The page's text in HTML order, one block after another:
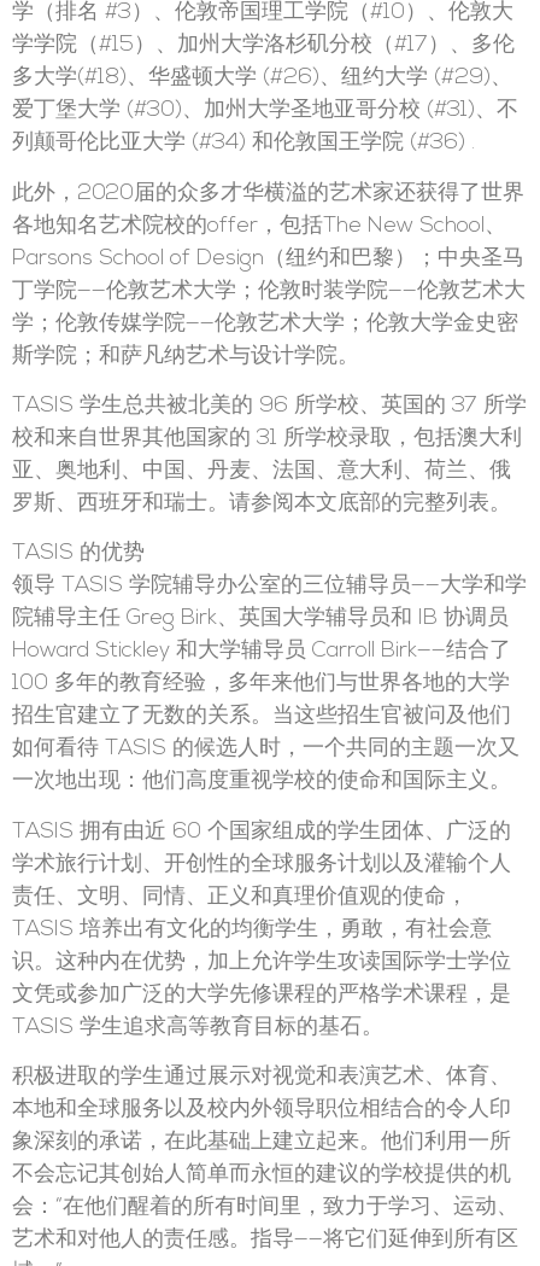
学（排名 #3）、伦敦帝国理工学院（#10）、伦敦大
学学院（#15）、加州大学洛杉矶分校（#17）、多伦
多大学(#18)、华盛顿大学 (#26)、纽约大学 (#29)、
爱丁堡大学 (#30)、加州大学圣地亚哥分校 (#31)、不
列颠哥伦比亚大学 (#34) 和伦敦国王学院 (#36) .
此外，2020届的众多才华横溢的艺术家还获得了世界
各地知名艺术院校的offer，包括The New School、
Parsons School of Design（纽约和巴黎）；中央圣马
丁学院——伦敦艺术大学；伦敦时装学院——伦敦艺术大
学；伦敦传媒学院——伦敦艺术大学；伦敦大学金史密
斯学院；和萨凡纳艺术与设计学院。
TASIS 学生总共被北美的 96 所学校、英国的 37 所学
校和来自世界其他国家的 31 所学校录取，包括澳大利
亚、奥地利、中国、丹麦、法国、意大利、荷兰、俄
罗斯、西班牙和瑞士。请参阅本文底部的完整列表。
TASIS 的优势
领导 TASIS 学院辅导办公室的三位辅导员——大学和学
院辅导主任 Greg Birk、英国大学辅导员和 IB 协调员
Howard Stickley 和大学辅导员 Carroll Birk——结合了
100 多年的教育经验，多年来他们与世界各地的大学
招生官建立了无数的关系。当这些招生官被问及他们
如何看待 TASIS 的候选人时，一个共同的主题一次又
一次地出现：他们高度重视学校的使命和国际主义。
TASIS 拥有由近 60 个国家组成的学生团体、广泛的
学术旅行计划、开创性的全球服务计划以及灌输个人
责任、文明、同情、正义和真理价值观的使命，
TASIS 培养出有文化的均衡学生，勇敢，有社会意
识。这种内在优势，加上允许学生攻读国际学士学位
文凭或参加广泛的大学先修课程的严格学术课程，是
TASIS 学生追求高等教育目标的基石。
积极进取的学生通过展示对视觉和表演艺术、体育、
本地和全球服务以及校内外领导职位相结合的令人印
象深刻的承诺，在此基础上建立起来。他们利用一所
不会忘记其创始人简单而永恒的建议的学校提供的机
会：“在他们醒着的所有时间里，致力于学习、运动、
艺术和对他人的责任感。指导——将它们延伸到所有区